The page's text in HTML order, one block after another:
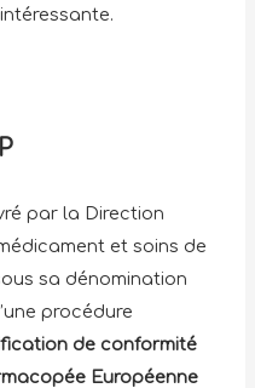
par la Direction
et soins de
sa dénomination
procédure
de conformité
Européenne